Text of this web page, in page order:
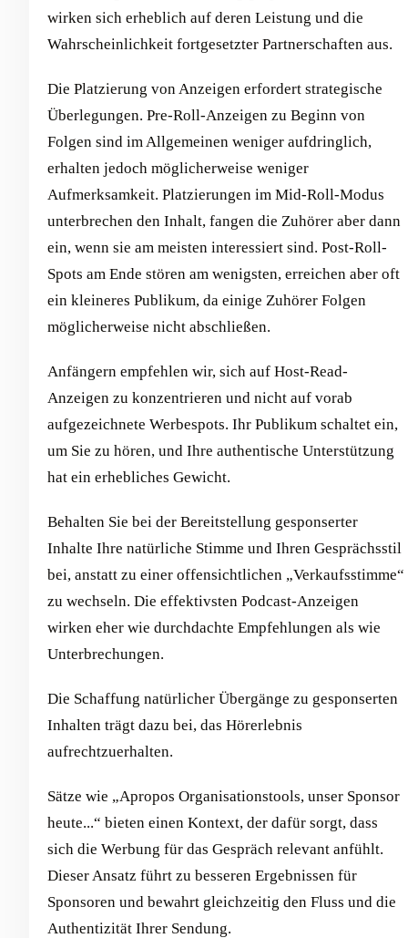
wirken sich erheblich auf deren Leistung und die
Wahrscheinlichkeit fortgesetzter Partnerschaften aus.
Die Platzierung von Anzeigen erfordert strategische
Überlegungen. Pre-Roll-Anzeigen zu Beginn von
Folgen sind im Allgemeinen weniger aufdringlich,
erhalten jedoch möglicherweise weniger
Aufmerksamkeit. Platzierungen im Mid-Roll-Modus
unterbrechen den Inhalt, fangen die Zuhörer aber dann
ein, wenn sie am meisten interessiert sind. Post-Roll-
Spots am Ende stören am wenigsten, erreichen aber oft
ein kleineres Publikum, da einige Zuhörer Folgen
möglicherweise nicht abschließen.
Anfängern empfehlen wir, sich auf Host-Read-
Anzeigen zu konzentrieren und nicht auf vorab
aufgezeichnete Werbespots. Ihr Publikum schaltet ein,
um Sie zu hören, und Ihre authentische Unterstützung
hat ein erhebliches Gewicht.
Behalten Sie bei der Bereitstellung gesponserter
Inhalte Ihre natürliche Stimme und Ihren Gesprächsstil
bei, anstatt zu einer offensichtlichen „Verkaufsstimme“
zu wechseln. Die effektivsten Podcast-Anzeigen
wirken eher wie durchdachte Empfehlungen als wie
Unterbrechungen.
Die Schaffung natürlicher Übergänge zu gesponserten
Inhalten trägt dazu bei, das Hörerlebnis
aufrechtzuerhalten.
Sätze wie „Apropos Organisationstools, unser Sponsor
heute...“ bieten einen Kontext, der dafür sorgt, dass
sich die Werbung für das Gespräch relevant anfühlt.
Dieser Ansatz führt zu besseren Ergebnissen für
Sponsoren und bewahrt gleichzeitig den Fluss und die
Authentizität Ihrer Sendung.